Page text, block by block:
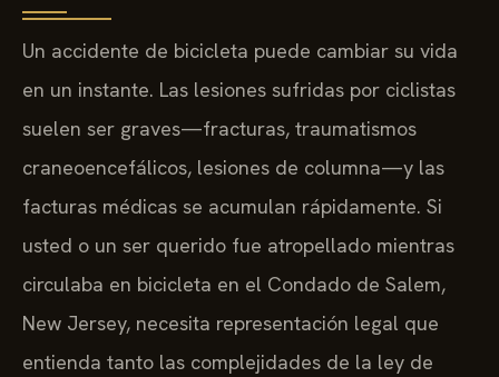
Un accidente de bicicleta puede cambiar su vida
en un instante. Las lesiones sufridas por ciclistas
suelen ser graves—fracturas, traumatismos
craneoencefálicos, lesiones de columna—y las
facturas médicas se acumulan rápidamente. Si
usted o un ser querido fue atropellado mientras
circulaba en bicicleta en el Condado de Salem,
New Jersey, necesita representación legal que
entienda tanto las complejidades de la ley de